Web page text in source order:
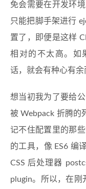
免会需要在开发环
只能把脚手架进行
置了，即便是这样
相对的不太高。如
话，就会有种心有余
想当初我为了要给
被 Webpack 折腾的
记不住配置里的那
的工具，像 ES6 编
CSS 后处理器
plugin。所以，在刚